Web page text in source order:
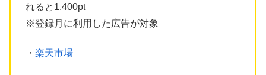
れると1,400pt
※登録月に利用した広告が対象
・ 楽天市場